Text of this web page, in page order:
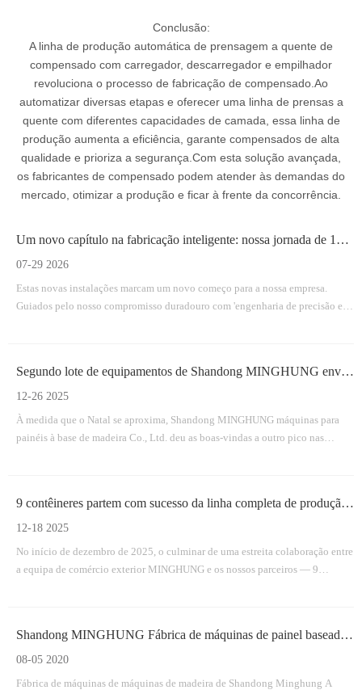
Conclusão:
A linha de produção automática de prensagem a quente de
compensado com carregador, descarregador e empilhador
revoluciona o processo de fabricação de compensado.Ao
automatizar diversas etapas e oferecer uma linha de prensas a
quente com diferentes capacidades de camada, essa linha de
produção aumenta a eficiência, garante compensados ​​de alta
qualidade e prioriza a segurança.Com esta solução avançada,
os fabricantes de compensado podem atender às demandas do
mercado, otimizar a produção e ficar à frente da concorrência.
Um novo capítulo na fabricação inteligente: nossa jornada de 18 meses para uma instalação totalmente nova
07-29 2026
Estas novas instalações marcam um novo começo para a nossa empresa.
Guiados pelo nosso compromisso duradouro com 'engenharia de precisão e
Segundo lote de equipamentos de Shandong MINGHUNG enviado com sucesso
12-26 2025
À medida que o Natal se aproxima, Shandong MINGHUNG máquinas para
painéis à base de madeira Co., Ltd. deu as boas-vindas a outro pico nas
9 contêineres partem com sucesso da linha completa de produção de compensado da MINGHUNG
12-18 2025
No início de dezembro de 2025, o culminar de uma estreita colaboração entre
a equipa de comércio exterior MINGHUNG e os nossos parceiros — 9
Shandong MINGHUNG Fábrica de máquinas de painel baseada em madeira
08-05 2020
Fábrica de máquinas de máquinas de madeira de Shandong Minghung A